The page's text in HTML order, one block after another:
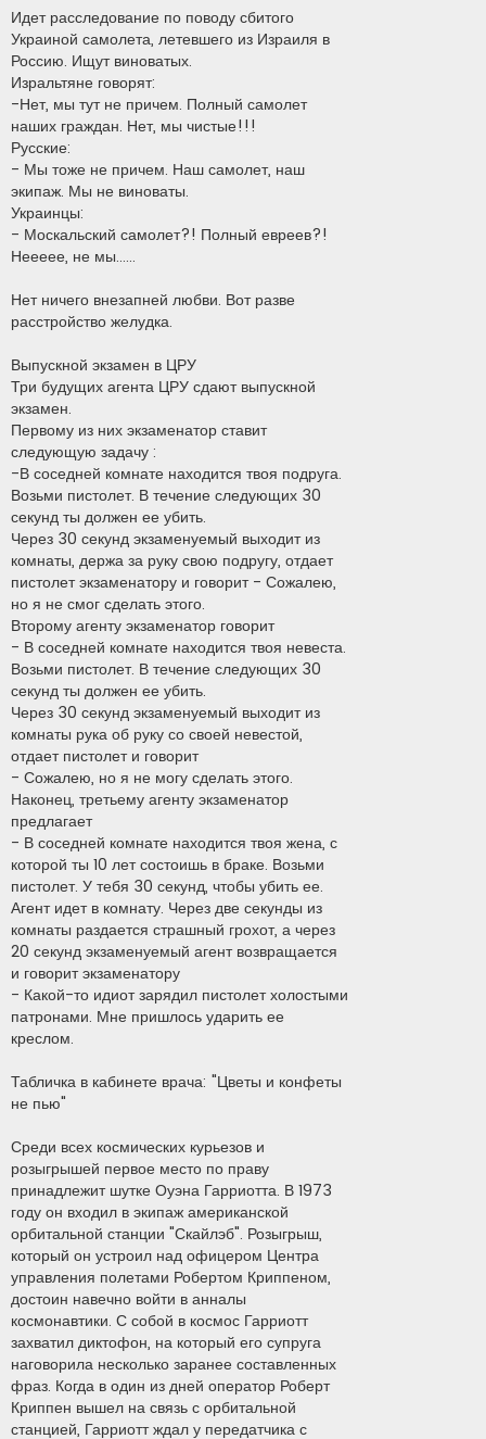
Идет расследование по поводу сбитого
Украиной самолета, летевшего из Израиля в
Россию. Ищут виноватых.
Изральтяне говорят:
-Нет, мы тут не причем. Полный самолет
наших граждан. Нет, мы чистые!!!
Русские:
- Мы тоже не причем. Наш самолет, наш
экипаж. Мы не виноваты.
Украинцы:
- Москальский самолет?! Полный евреев?!
Неееее, не мы......
Нет ничего внезапней любви. Вот разве
расстройство желудка.
Выпускной экзамен в ЦРУ
Три будущих агента ЦРУ сдают выпускной
экзамен.
Первому из них экзаменатор ставит
следующую задачу :
-В соседней комнате находится твоя подруга.
Возьми пистолет. В течение следующих 30
секунд ты должен ее убить.
Через 30 секунд экзаменуемый выходит из
комнаты, держа за руку свою подругу, отдает
пистолет экзаменатору и говорит - Сожалею,
но я не смог сделать этого.
Второму агенту экзаменатор говорит
- В соседней комнате находится твоя невеста.
Возьми пистолет. В течение следующих 30
секунд ты должен ее убить.
Через 30 секунд экзаменуемый выходит из
комнаты рука об руку со своей невестой,
отдает пистолет и говорит
- Сожалею, но я не могу сделать этого.
Наконец, третьему агенту экзаменатор
предлагает
- В соседней комнате находится твоя жена, с
которой ты 10 лет состоишь в браке. Возьми
пистолет. У тебя 30 секунд, чтобы убить ее.
Агент идет в комнату. Через две секунды из
комнаты раздается страшный грохот, а через
20 секунд экзаменуемый агент возвращается
и говорит экзаменатору
- Какой-то идиот зарядил пистолет холостыми
патронами. Мне пришлось ударить ее
креслом.
Табличка в кабинете врача: "Цветы и конфеты
не пью"
Среди всех космических курьезов и
розыгрышей первое место по праву
принадлежит шутке Оуэна Гарриотта. В 1973
году он входил в экипаж американской
орбитальной станции "Скайлэб". Розыгрыш,
который он устроил над офицером Центра
управления полетами Робертом Криппеном,
достоин навечно войти в анналы
космонавтики. С собой в космос Гарриотт
захватил диктофон, на который его супруга
наговорила несколько заранее составленных
фраз. Когда в один из дней оператор Роберт
Криппен вышел на связь с орбитальной
станцией, Гарриотт ждал у передатчика с